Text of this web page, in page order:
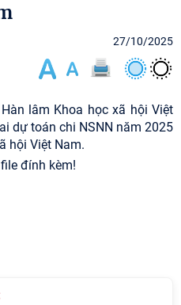
27/10/2025
lâm Khoa học xã hội Việt
dự toán chi NSNN năm 2025
hội Việt Nam.
đính kèm!